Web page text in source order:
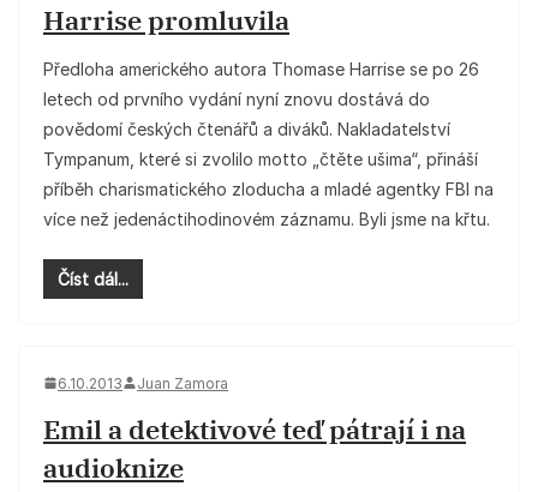
Harrise promluvila
Předloha amerického autora Thomase Harrise se po 26
letech od prvního vydání nyní znovu dostává do
povědomí českých čtenářů a diváků. Nakladatelství
Tympanum, které si zvolilo motto „čtěte ušima“, přináší
příběh charismatického zloducha a mladé agentky FBI na
více než jedenáctihodinovém záznamu. Byli jsme na křtu.
Číst dál...
6.10.2013 Juan Zamora
Emil a detektivové teď pátrají i na
audioknize